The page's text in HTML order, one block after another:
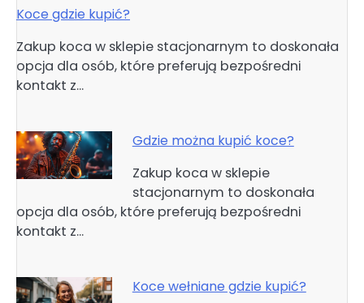
Koce gdzie kupić?
Zakup koca w sklepie stacjonarnym to doskonała
opcja dla osób, które preferują bezpośredni
kontakt z…
Gdzie można kupić koce?
Zakup koca w sklepie
stacjonarnym to doskonała
opcja dla osób, które preferują bezpośredni
kontakt z…
Koce wełniane gdzie kupić?